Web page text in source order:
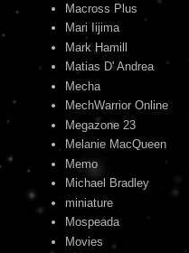
Macross Plus
Mari Iijima
Mark Hamill
Matias D' Andrea
Mecha
MechWarrior Online
Megazone 23
Melanie MacQueen
Memo
Michael Bradley
miniature
Mospeada
Movies